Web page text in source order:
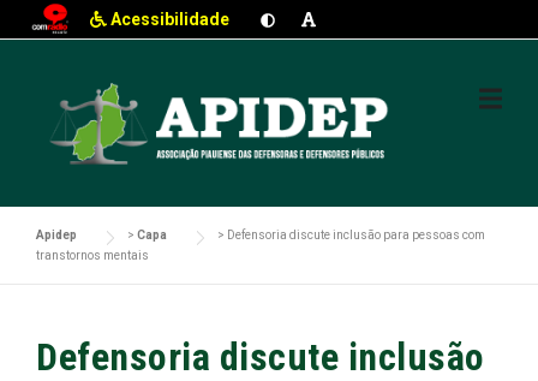
Acessibilidade
Apidep > Capa > Defensoria discute inclusão para pessoas com
transtornos mentais
Defensoria discute inclusão